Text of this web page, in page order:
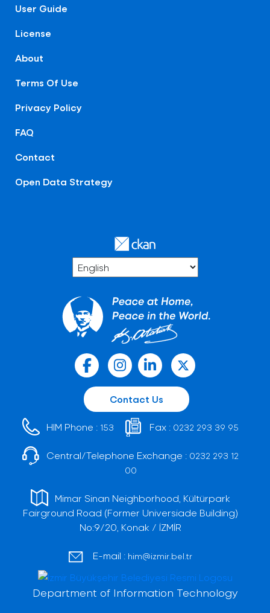
User Guide
License
About
Terms Of Use
Privacy Policy
FAQ
Contact
Open Data Strategy
Contact Us
HIM Phone : 153 Fax : 0232 293 39 95
Central/Telephone Exchange : 0232 293 12
00
Mimar Sinan Neighborhood, Kültürpark
Fairground Road (Former Universiade Building)
No:9/20, Konak / İZMİR
E-mail : him@izmir.bel.tr
Department of Information Technology